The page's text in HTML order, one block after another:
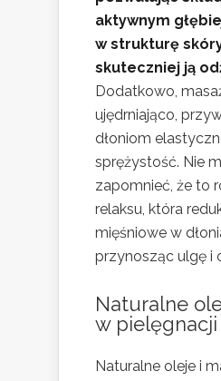
aktywnym
w strukturę
skuteczniej ją
Dodatkowo,
ujędrniająco,
dłoniom
sprężystość. Nie
zapomnieć, że to
relaksu, która
mięśniowe w
przynosząc ulgę i
Naturalne
w pielęgnacji
Naturalne oleje i